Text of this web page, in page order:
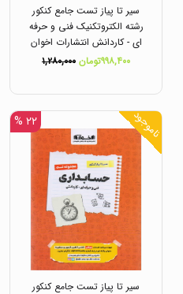
سیر تا پیاز تست جامع کنکور
رشته الکتروتکنیک فنی و حرفه
ای - کاردانش انتشارات اخوان
۹۹۸,۴۰۰تومان
۱,۲۸۰,۰۰۰
ناموجود ۲۲ %
سیر تا پیاز تست جامع کنکور